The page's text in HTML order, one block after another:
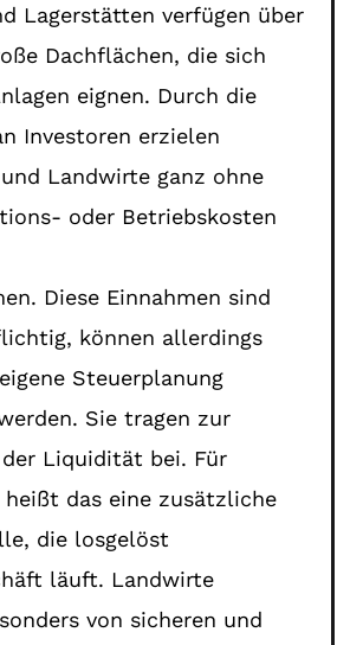
Lagerstätten verfügen über
Dachflächen, die sich
eignen. Durch die
Investoren erzielen
Landwirte ganz ohne
oder Betriebskosten
Diese Einnahmen sind
können allerdings
Steuerplanung
Sie tragen zur
der Liquidität bei. Für
heißt das eine zusätzliche
die losgelöst
läuft. Landwirte
von sicheren und